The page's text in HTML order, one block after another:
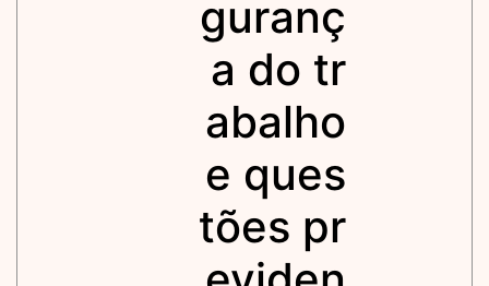
guranç
a do tr
abalho
e ques
tões pr